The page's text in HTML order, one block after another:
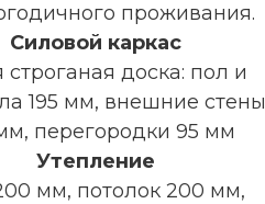
проживания.
Силовой каркас
строганая доска: пол и
195 мм, внешние стены
перегородки 95 мм
Утепление
мм, потолок 200 мм,